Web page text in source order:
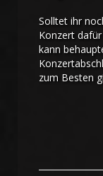
Solltet ihr
Konzert
kann
zum Besten